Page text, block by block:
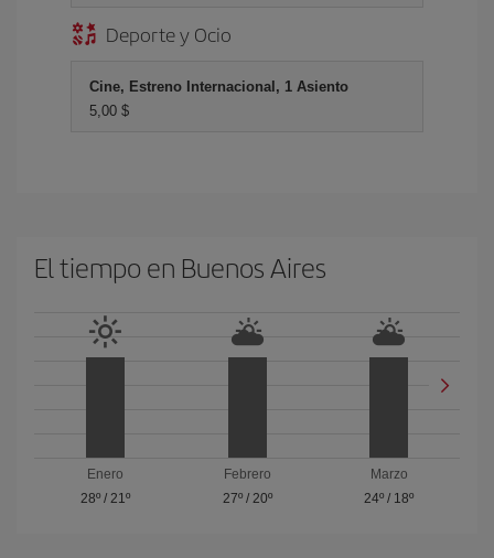
Deporte y Ocio
Cine, Estreno Internacional, 1 Asiento
5,00 $
El tiempo en Buenos Aires
Enero
28º/ 21º
Febrero
27º/ 20º
Marzo
24º / 18º